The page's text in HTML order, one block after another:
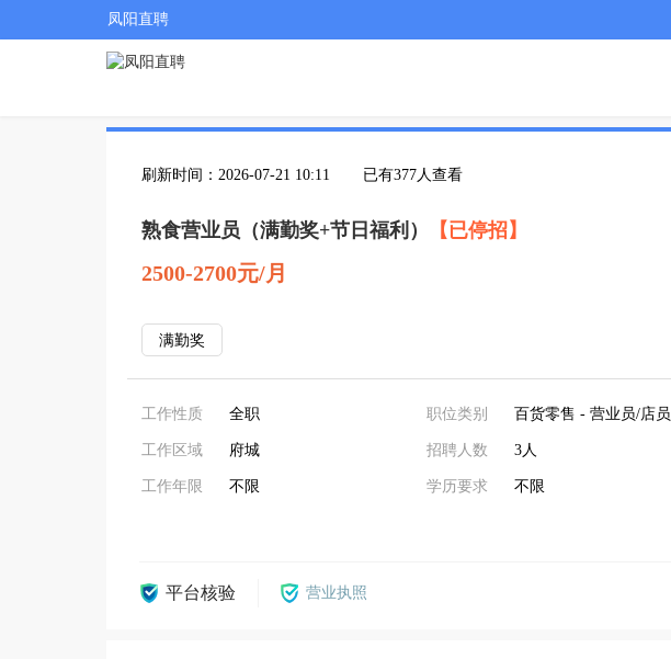
凤阳直聘
刷新时间：2026-07-21 10:11 已有377人查看
熟食营业员（满勤奖+节日福利） 【已停招】
2500-2700元/月
满勤奖
工作性质 全职
工作区域 府城
工作年限 不限
职位类别 百货零售 - 营业员/店员
招聘人数 3人
学历要求 不限
平台核验 营业执照